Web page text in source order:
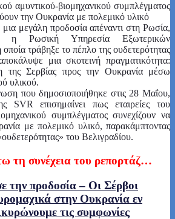
αμυντικού-βιομηχανικού συμπλέγματος
την Ουκρανία με πολεμικό υλικό
μεγάλη προδοσία απέναντι στη Ρωσία,
η Ρωσική Υπηρεσία Εξωτερικών
τράβηξε το πέπλο της ουδετερότητας
μια σκοτεινή πραγματικότητα:
της Σερβίας προς την Ουκρανία μέσω
υλικού.
που δημοσιοποιήθηκε στις 28 Μαΐου,
SVR επισημαίνει πως εταιρείες του
συμπλέγματος συνεχίζουν να
με πολεμικό υλικό, παρακάμπτοντας
του Βελιγραδίου.
τη συνέχεια του ρεπορτάζ…
την προδοσία – Οι Σέρβοι
στην Ουκρανία εν
τις συμφωνίες